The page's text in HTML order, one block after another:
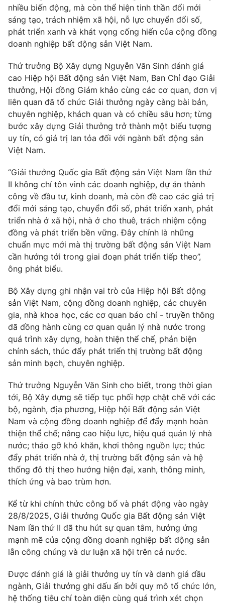
nhiều biến động, mà còn thể hiện tinh thần đổi mới
sáng tạo, trách nhiệm xã hội, nỗ lực chuyển đổi số,
phát triển xanh và khát vọng cống hiến của cộng đồng
doanh nghiệp bất động sản Việt Nam.
Thứ trưởng Bộ Xây dựng Nguyễn Văn Sinh đánh giá
cao Hiệp hội Bất động sản Việt Nam, Ban Chỉ đạo Giải
thưởng, Hội đồng Giám khảo cùng các cơ quan, đơn vị
liên quan đã tổ chức Giải thưởng ngày càng bài bản,
chuyên nghiệp, khách quan và có chiều sâu hơn; từng
bước xây dựng Giải thưởng trở thành một biểu tượng
uy tín, có giá trị lan tỏa đối với ngành bất động sản
Việt Nam.
“Giải thưởng Quốc gia Bất động sản Việt Nam lần thứ
II không chỉ tôn vinh các doanh nghiệp, dự án thành
công về đầu tư, kinh doanh, mà còn đề cao các giá trị
đổi mới sáng tạo, chuyển đổi số, phát triển xanh, phát
triển nhà ở xã hội, nhà ở cho thuê, trách nhiệm cộng
đồng và phát triển bền vững. Đây chính là những
chuẩn mực mới mà thị trường bất động sản Việt Nam
cần hướng tới trong giai đoạn phát triển tiếp theo”,
ông phát biểu.
Bộ Xây dựng ghi nhận vai trò của Hiệp hội Bất động
sản Việt Nam, cộng đồng doanh nghiệp, các chuyên
gia, nhà khoa học, các cơ quan báo chí - truyền thông
đã đồng hành cùng cơ quan quản lý nhà nước trong
quá trình xây dựng, hoàn thiện thể chế, phản biện
chính sách, thúc đẩy phát triển thị trường bất động
sản minh bạch, chuyên nghiệp.
Thứ trưởng Nguyễn Văn Sinh cho biết, trong thời gian
tới, Bộ Xây dựng sẽ tiếp tục phối hợp chặt chẽ với các
bộ, ngành, địa phương, Hiệp hội Bất động sản Việt
Nam và cộng đồng doanh nghiệp để đẩy mạnh hoàn
thiện thể chế; nâng cao hiệu lực, hiệu quả quản lý nhà
nước; tháo gỡ khó khăn, khơi thông nguồn lực; thúc
đẩy phát triển nhà ở, thị trường bất động sản và hệ
thống đô thị theo hướng hiện đại, xanh, thông minh,
thích ứng và bao trùm hơn.
Kể từ khi chính thức công bố và phát động vào ngày
28/8/2025, Giải thưởng Quốc gia Bất động sản Việt
Nam lần thứ II đã thu hút sự quan tâm, hưởng ứng
mạnh mẽ của cộng đồng doanh nghiệp bất động sản
lẫn công chúng và dư luận xã hội trên cả nước.
Được đánh giá là giải thưởng uy tín và danh giá đầu
ngành, Giải thưởng ghi dấu ấn bởi quy mô tổ chức lớn,
hệ thống tiêu chí toàn diện cùng quá trình xét chọn